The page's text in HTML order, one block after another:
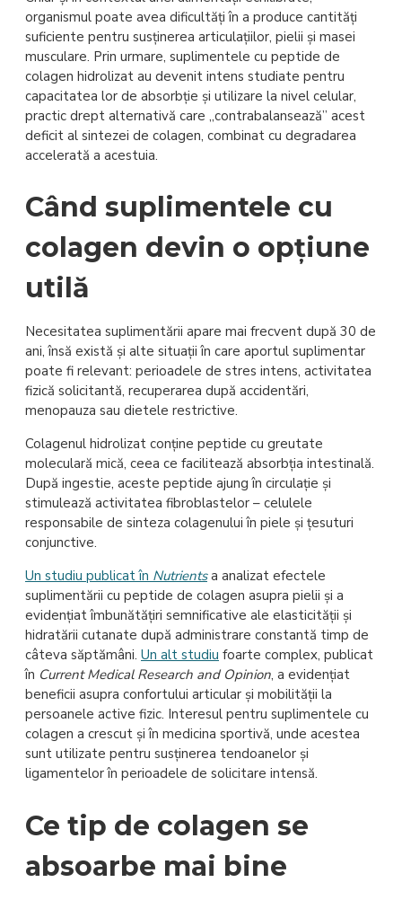
organismul poate avea dificultăți în a produce cantități
suficiente pentru susținerea articulațiilor, pielii și masei
musculare. Prin urmare, suplimentele cu peptide de
colagen hidrolizat au devenit intens studiate pentru
capacitatea lor de absorbție și utilizare la nivel celular,
practic drept alternativă care „contrabalansează” acest
deficit al sintezei de colagen, combinat cu degradarea
accelerată a acestuia.
Când suplimentele cu
colagen devin o opțiune
utilă
Necesitatea suplimentării apare mai frecvent după 30 de
ani, însă există și alte situații în care aportul suplimentar
poate fi relevant: perioadele de stres intens, activitatea
fizică solicitantă, recuperarea după accidentări,
menopauza sau dietele restrictive.
Colagenul hidrolizat conține peptide cu greutate
moleculară mică, ceea ce facilitează absorbția intestinală.
După ingestie, aceste peptide ajung în circulație și
stimulează activitatea fibroblastelor – celulele
responsabile de sinteza colagenului în piele și țesuturi
conjunctive.
Un studiu publicat în Nutrientsa analizat efectele
suplimentării cu peptide de colagen asupra pielii și a
evidențiat îmbunătățiri semnificative ale elasticității și
hidratării cutanate după administrare constantă timp de
câteva săptămâni. Un alt studiu foarte complex, publicat
în Current Medical Research and Opinion, a evidențiat
beneficii asupra confortului articular și mobilității la
persoanele active fizic. Interesul pentru suplimentele cu
colagen a crescut și în medicina sportivă, unde acestea
sunt utilizate pentru susținerea tendoanelor și
ligamentelor în perioadele de solicitare intensă.
Ce tip de colagen se
absoarbe mai bine